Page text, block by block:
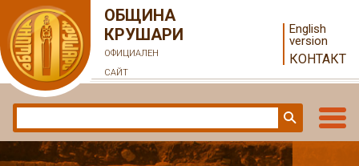
ОБЩИНА
КРУШАРИ
ОФИЦИАЛЕН
САЙТ
English
version
КОНТАКТ